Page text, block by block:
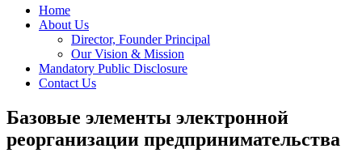
Home
About Us
Director, Founder Principal
Our Vision & Mission
Mandatory Public Disclosure
Contact Us
Базовые элементы электронной
реорганизации предпринимательства